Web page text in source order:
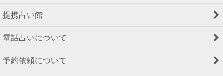
提携占い館
電話占いについて
予約依頼について